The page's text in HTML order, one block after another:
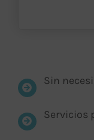
Sin
Servicios